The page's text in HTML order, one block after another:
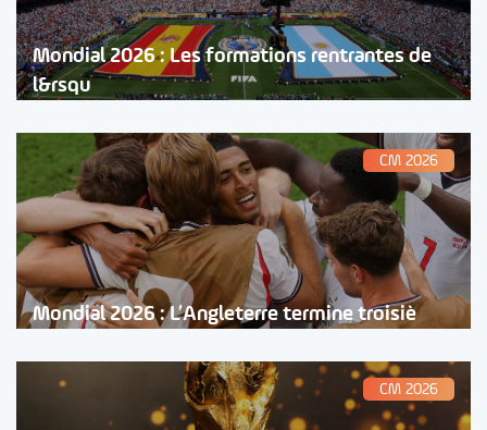
Mondial 2026 : Les formations rentrantes de
l&rsqu
CM 2026
Mondial 2026 : L’Angleterre termine troisiè
CM 2026